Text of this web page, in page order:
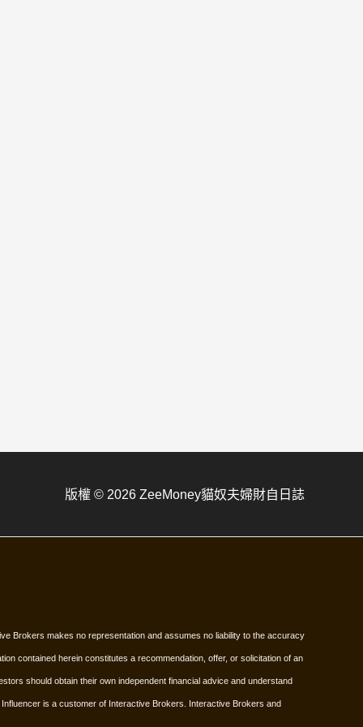
版權 © 2026 ZeeMoney貓奴夫婦財自日誌
Brokers makes no representation and assumes no liability to the accuracy
contained herein constitutes a recommendation, offer, or solicitation of an
should obtain their own independent financial advice and understand
Influencer is a customer of Interactive Brokers. Interactive Brokers and